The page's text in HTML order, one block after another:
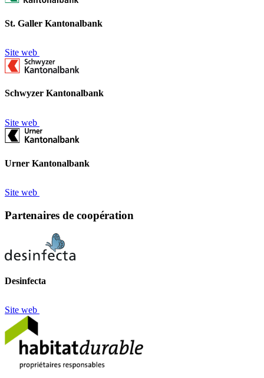
St. Galler Kantonalbank
Site web
Schwyzer Kantonalbank
Site web
Urner Kantonalbank
Site web
Partenaires de coopération
Desinfecta
Site web